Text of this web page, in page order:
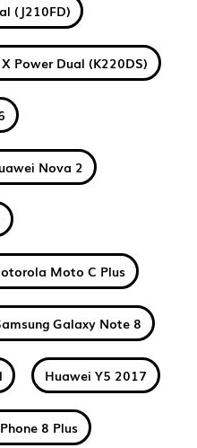
(J210FD)
X Power Dual (K220DS)
Nova 2
Moto C Plus
Galaxy Note 8
Huawei Y5 2017
8 Plus